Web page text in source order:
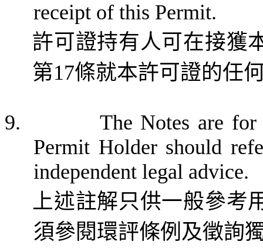
receipt of this Permit.
許可證持有人可在接獲
第17條就本許可證的任
9.
The Notes are
Permit Holder should
independent legal advice.
上述註解只供一般參考
須參閱環評條例及徵詢